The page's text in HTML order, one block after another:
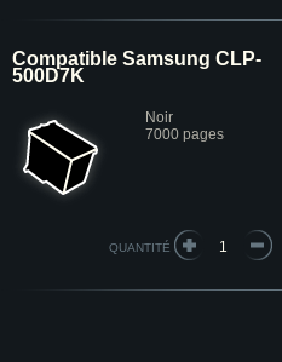
Compatible Samsung CLP-
500D7K
Noir
7000 pages
QUANTITÉ